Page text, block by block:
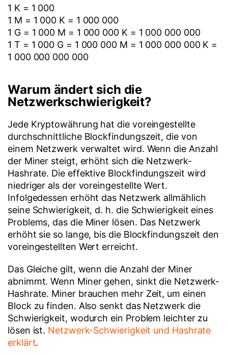
1 K = 1 000
1 M = 1 000 K = 1 000 000
1 G = 1 000 M = 1 000 000 K = 1 000 000 000
1 T = 1 000 G = 1 000 000 M = 1 000 000 000 K =
1 000 000 000 000
Warum ändert sich die
Netzwerkschwierigkeit?
Jede Kryptowährung hat die voreingestellte
durchschnittliche Blockfindungszeit, die von
einem Netzwerk verwaltet wird. Wenn die Anzahl
der Miner steigt, erhöht sich die Netzwerk-
Hashrate. Die effektive Blockfindungszeit wird
niedriger als der voreingestellte Wert.
Infolgedessen erhöht das Netzwerk allmählich
seine Schwierigkeit, d. h. die Schwierigkeit eines
Problems, das die Miner lösen. Das Netzwerk
erhöht sie so lange, bis die Blockfindungszeit den
voreingestellten Wert erreicht.
Das Gleiche gilt, wenn die Anzahl der Miner
abnimmt. Wenn Miner gehen, sinkt die Netzwerk-
Hashrate. Miner brauchen mehr Zeit, um einen
Block zu finden. Also senkt das Netzwerk die
Schwierigkeit, wodurch ein Problem leichter zu
lösen ist. Netzwerk-Schwierigkeit und Hashrate
erklärt.